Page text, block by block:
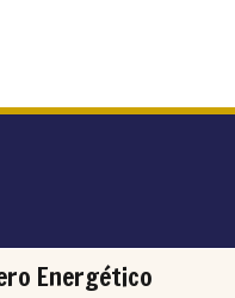
Energético